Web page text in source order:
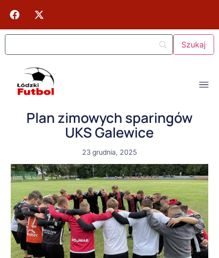
Plan zimowych sparingów
UKS Galewice
23 grudnia, 2025